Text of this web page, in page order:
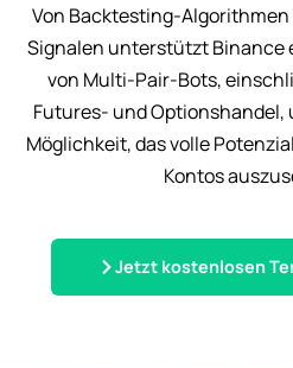
Von Backtesting-
Signalen unterstützt Binance
von Multi-Pair-Bots,
Futures- und Optionshandel,
Möglichkeit, das volle
Kontos
Jetzt kostenlosen